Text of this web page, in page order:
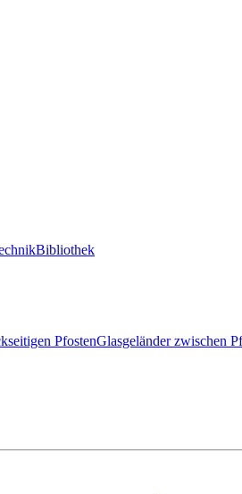
Bibliothek
PfostenGlasgeländer zwischen